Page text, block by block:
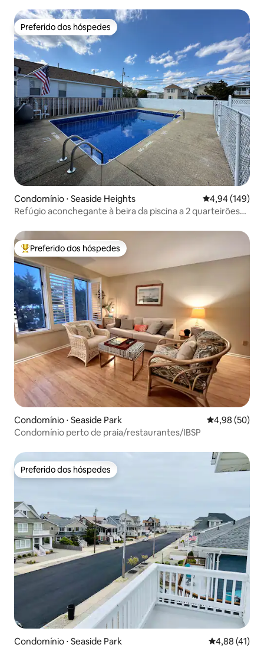
Preferido dos hóspedes
Preferido dos hóspedes
Condomínio ⋅ Seaside Heights 4,94 de uma
4,94 (149)
Refúgio aconchegante à beira da piscina a 2 quarteirões
Entre os melhores preferidos dos hóspedes
Preferido dos hóspedes
Condomínio ⋅ Seaside Park 4,98 de uma
4,98 (50)
Condomínio perto de praia/restaurantes/IBSP
Preferido dos hóspedes
Preferido dos hóspedes
Condomínio ⋅ Seaside Park 4,88 de uma
4,88 (41)